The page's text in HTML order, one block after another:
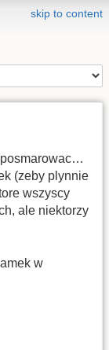
skip to content
(zeby plynnie
wszyscy
ale niektorzy
w